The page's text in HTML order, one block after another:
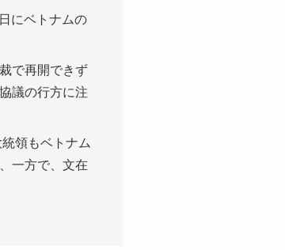
にベトナムの
で再開できず
議の行方に注
領もベトナム
一方で、文在